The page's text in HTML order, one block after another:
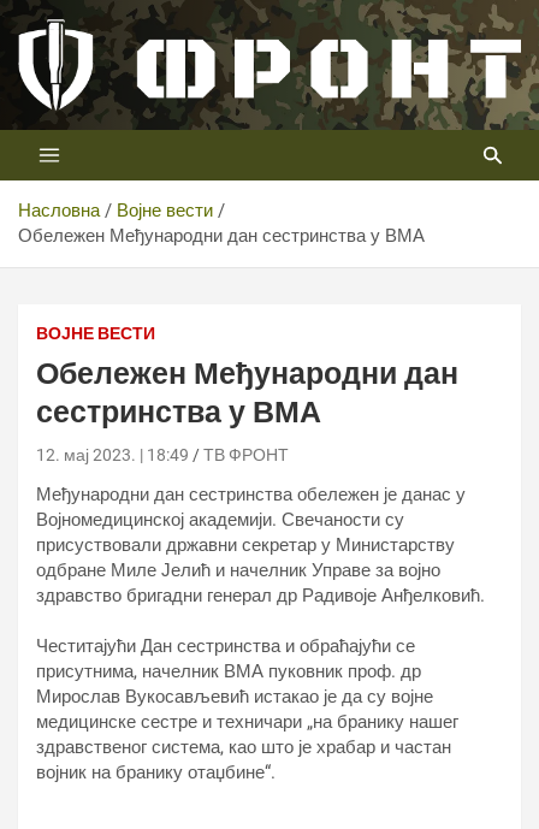
Скип
цонтент
Телевизија ФРОНТ
Први војни канал у Србији
Насловна
Војне вести
Обележен Међународни дан сестринства у ВМА
ВОЈНЕ ВЕСТИ
Обележен Међународни дан
сестринства у ВМА
12. мај 2023. | 18:49 ТВ ФРОНТ
Међународни дан сестринства обележен је данас у
Војномедицинској академији. Свечаности су
присуствовали државни секретар у Министарству
одбране Миле Јелић и начелник Управе за војно
здравство бригадни генерал др Радивоје Анђелковић.
Честитајући Дан сестринства и обраћајући се
присутнима, начелник ВМА пуковник проф. др
Мирослав Вукосављевић истакао је да су војне
медицинске сестре и техничари „на бранику нашег
здравственог система, као што је храбар и частан
војник на бранику отаџбине“.